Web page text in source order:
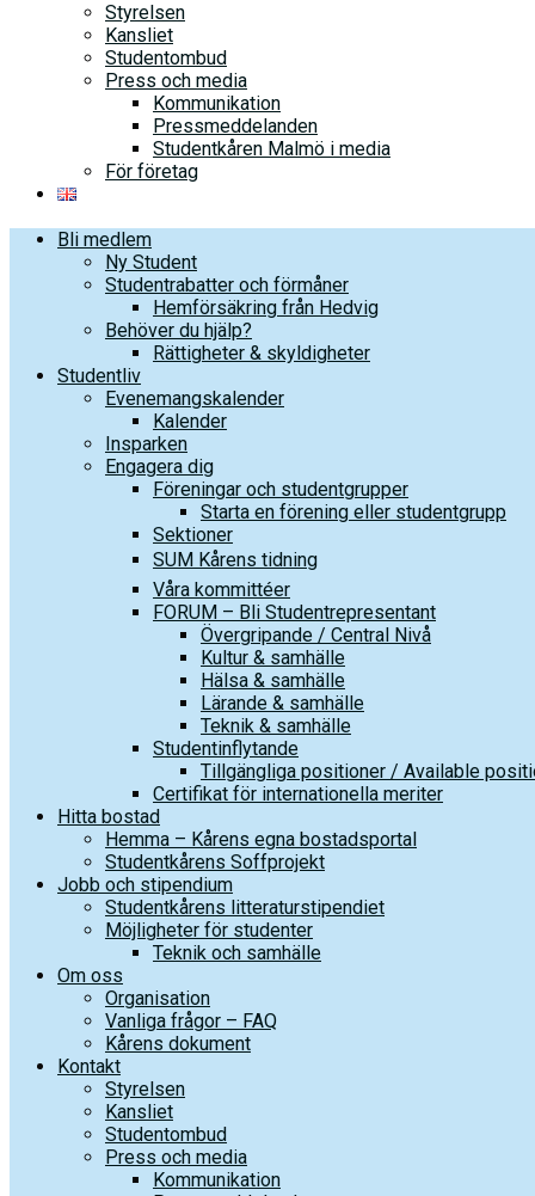
Styrelsen
Kansliet
Studentombud
Press och media
Kommunikation
Pressmeddelanden
Studentkåren Malmö i media
För företag
Bli medlem
Ny Student
Studentrabatter och förmåner
Hemförsäkring från Hedvig
Behöver du hjälp?
Rättigheter & skyldigheter
Studentliv
Evenemangskalender
Kalender
Insparken
Engagera dig
Föreningar och studentgrupper
Starta en förening eller studentgrupp
Sektioner
SUM Kårens tidning
Våra kommittéer
FORUM – Bli Studentrepresentant
Övergripande / Central Nivå
Kultur & samhälle
Hälsa & samhälle
Lärande & samhälle
Teknik & samhälle
Studentinflytande
Tillgängliga positioner / Available
Certifikat för internationella meriter
Hitta bostad
Hemma – Kårens egna bostadsportal
Studentkårens Soffprojekt
Jobb och stipendium
Studentkårens litteraturstipendiet
Möjligheter för studenter
Teknik och samhälle
Om oss
Organisation
Vanliga frågor – FAQ
Kårens dokument
Kontakt
Styrelsen
Kansliet
Studentombud
Press och media
Kommunikation